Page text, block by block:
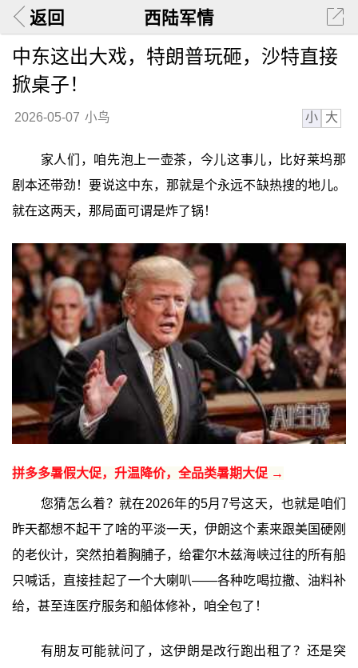
返回 西陆军情
中东这出大戏，特朗普玩砸，沙特直接
掀桌子！
2026-05-07 小鸟 小 大
家人们，咱先泡上一壶茶，今儿这事儿，比好莱坞那
剧本还带劲！要说这中东，那就是个永远不缺热搜的地儿。
就在这两天，那局面可谓是炸了锅！
拼多多暑假大促，升温降价，全品类暑期大促 →
您猜怎么着？就在2026年的5月7号这天，也就是咱们
昨天都想不起干了啥的平淡一天，伊朗这个素来跟美国硬刚
的老伙计，突然拍着胸脯子，给霍尔木兹海峡过往的所有船
只喊话，直接挂起了一个大喇叭——各种吃喝拉撒、油料补
给，甚至连医疗服务和船体修补，咱全包了！
有朋友可能就问了，这伊朗是改行跑出租了？还是突